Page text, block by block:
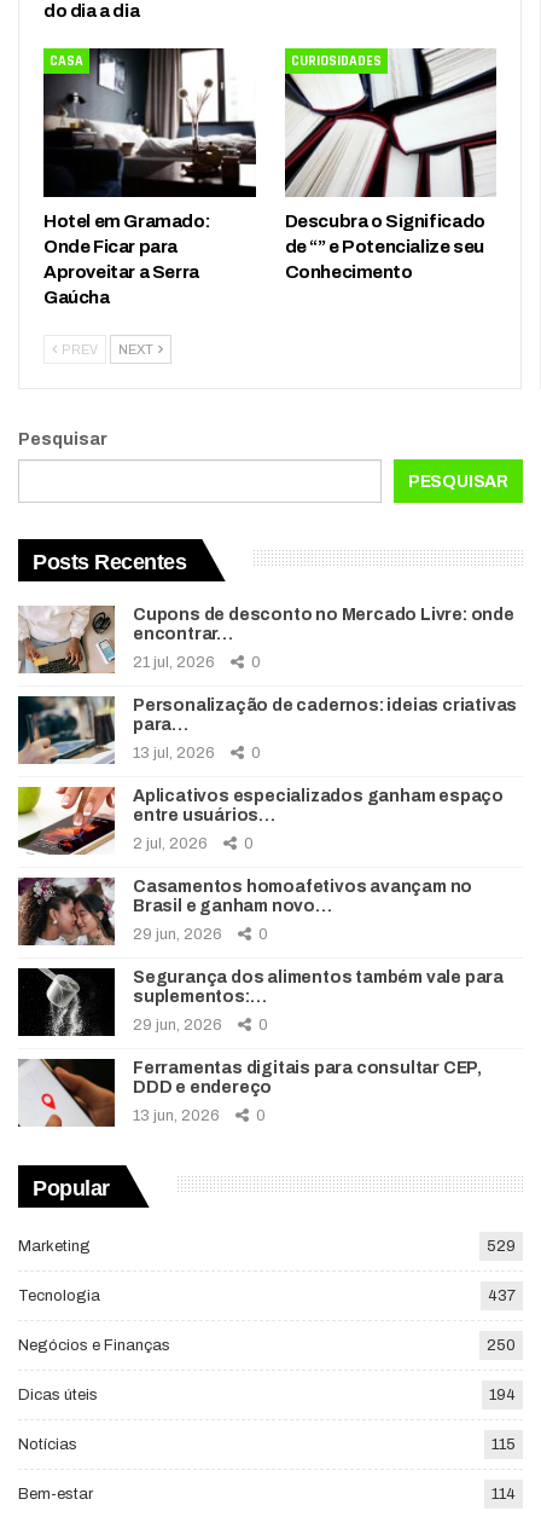
do dia a dia
CASA
Hotel em Gramado:
Onde Ficar para
Aproveitar a Serra
Gaúcha
CURIOSIDADES
Descubra o Significado
de “” e Potencialize seu
Conhecimento
PREV NEXT
Pesquisar
PESQUISAR
Posts Recentes
Cupons de desconto no Mercado Livre: onde
encontrar…
21 jul, 2026 0
Personalização de cadernos: ideias criativas
para…
13 jul, 2026 0
Aplicativos especializados ganham espaço
entre usuários…
2 jul, 2026 0
Casamentos homoafetivos avançam no
Brasil e ganham novo…
29 jun, 2026 0
Segurança dos alimentos também vale para
suplementos:…
29 jun, 2026 0
Ferramentas digitais para consultar CEP,
DDD e endereço
13 jun, 2026 0
Popular
Marketing 529
Tecnologia 437
Negócios e Finanças 250
Dicas úteis 194
Notícias 115
Bem-estar 114